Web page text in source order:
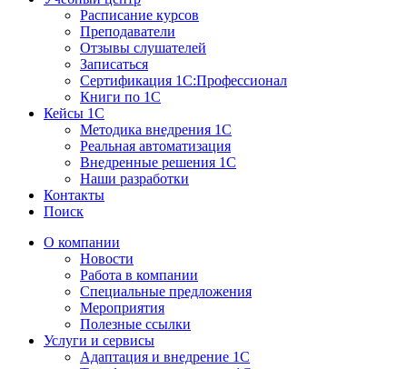
Расписание курсов
Преподаватели
Отзывы слушателей
Записаться
Сертификация 1С:Профессионал
Книги по 1С
Кейсы 1С
Методика внедрения 1С
Реальная автоматизация
Внедренные решения 1С
Наши разработки
Контакты
Поиск
О компании
Новости
Работа в компании
Специальные предложения
Мероприятия
Полезные ссылки
Услуги и сервисы
Адаптация и внедрение 1С